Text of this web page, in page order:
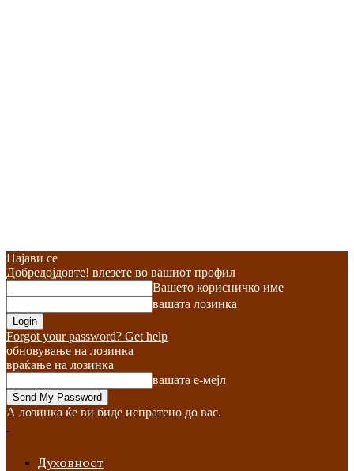
Најави се
Добредојдовте! влезете во вашиот профил
Вашето корисничко име
вашата лозинка
Forgot your password? Get help
обновување на лозинка
враќање на лозинка
вашата е-мејл
А лозинка ќе ви биде испратено до вас.
Духовност